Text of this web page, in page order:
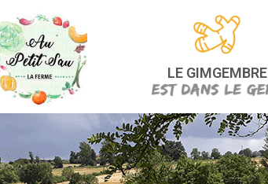
LE GIMGEMBRE